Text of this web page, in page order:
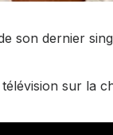
son dernier
sur la